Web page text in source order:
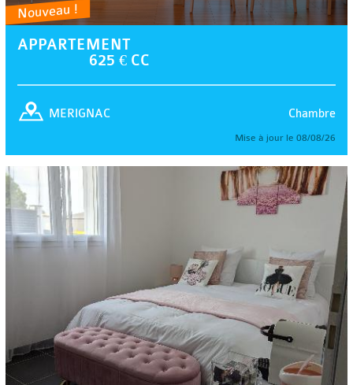
Nouveau !
APPARTEMENT
625 € CC
Chambre
MERIGNAC
Mise à jour le 08/08/26